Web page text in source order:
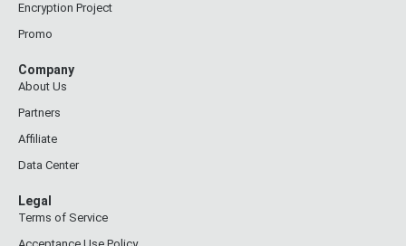
Encryption Project
Promo
Company
About Us
Partners
Affiliate
Data Center
Legal
Terms of Service